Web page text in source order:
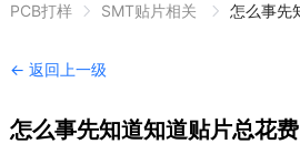
PCB打样 SMT贴片相关
← 返回上一级
怎么事先知道知道贴片总花费